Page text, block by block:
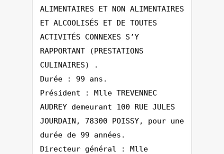
ALIMENTAIRES ET NON ALIMENTAIRES
ET ALCOOLISÉS ET DE TOUTES
ACTIVITÉS CONNEXES S’Y
RAPPORTANT (PRESTATIONS
CULINAIRES) .
Durée : 99 ans.
Président : Mlle TREVENNEC
AUDREY demeurant 100 RUE JULES
JOURDAIN, 78300 POISSY, pour une
durée de 99 années.
Directeur général : Mlle